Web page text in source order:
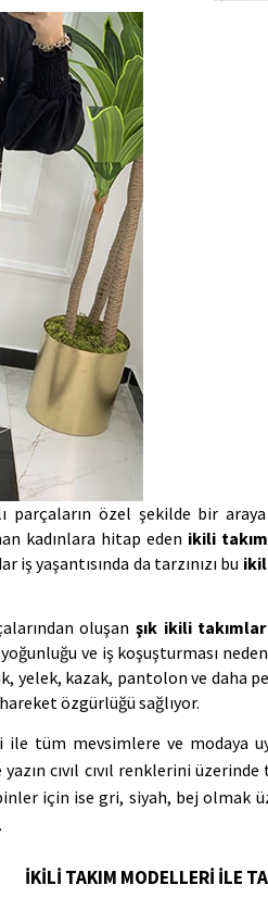
parçaların özel şekilde bir
kadınlara hitap eden ikili takım
yaşantısında da tarzınızı bu
oluşan şık ikili
ve iş koşuşturması
yelek, kazak, pantolon ve daha
özgürlüğü sağlıyor.
tüm mevsimlere ve modaya
cıvıl cıvıl renklerini
için ise gri, siyah, bej
İKİLİ TAKIM MODELLERİ İLE